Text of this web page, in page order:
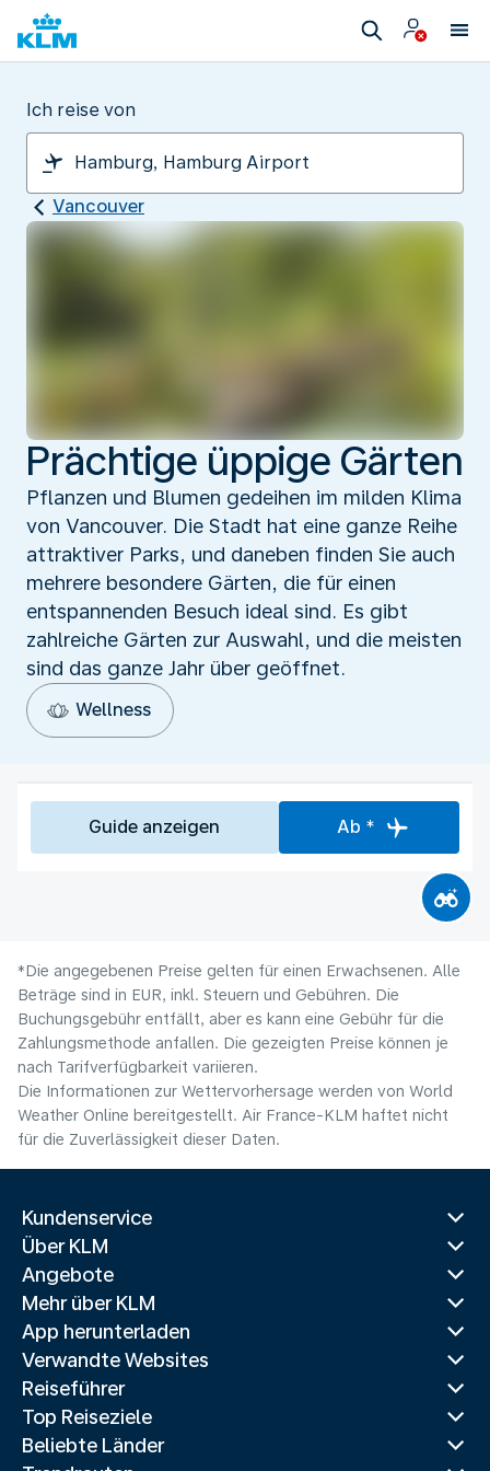
Ich reise von
Vancouver
Prächtige üppige Gärten
Pflanzen und Blumen gedeihen im milden Klima
von Vancouver. Die Stadt hat eine ganze Reihe
attraktiver Parks, und daneben finden Sie auch
mehrere besondere Gärten, die für einen
entspannenden Besuch ideal sind. Es gibt
zahlreiche Gärten zur Auswahl, und die meisten
sind das ganze Jahr über geöffnet.
Wellness
Guide anzeigen Ab *
*Die angegebenen Preise gelten für einen Erwachsenen. Alle
Beträge sind in EUR, inkl. Steuern und Gebühren. Die
Buchungsgebühr entfällt, aber es kann eine Gebühr für die
Zahlungsmethode anfallen. Die gezeigten Preise können je
nach Tarifverfügbarkeit variieren.
Die Informationen zur Wettervorhersage werden von World
Weather Online bereitgestellt. Air France-KLM haftet nicht
für die Zuverlässigkeit dieser Daten.
Kundenservice
Über KLM
Angebote
Mehr über KLM
App herunterladen
Verwandte Websites
Reiseführer
Top Reiseziele
Beliebte Länder